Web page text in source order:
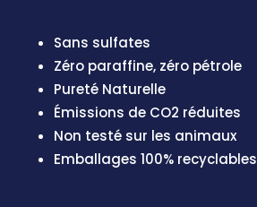
Sans sulfates
Zéro paraffine, zéro pétrole
Pureté Naturelle
Émissions de CO2 réduites
Non testé sur les animaux
Emballages 100% recyclables